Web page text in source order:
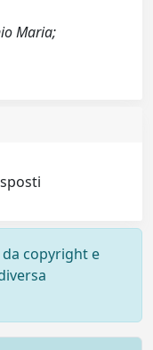
Maria;
copyright e